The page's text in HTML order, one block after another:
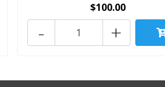
$100.00
+
-